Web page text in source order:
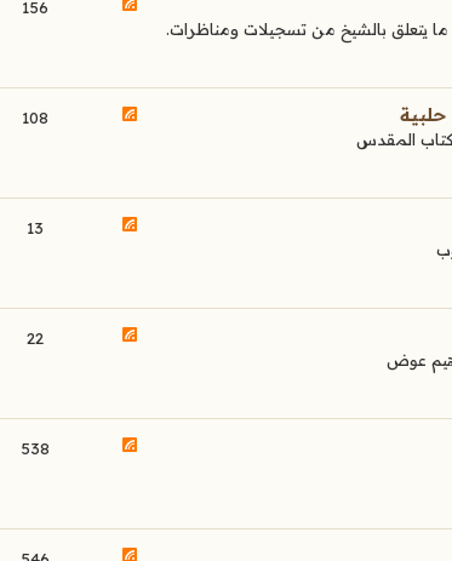
يتعلق بالشيخ من تسجيلات ومناظرات.
156
المقدس
108
13
عوض
22
538